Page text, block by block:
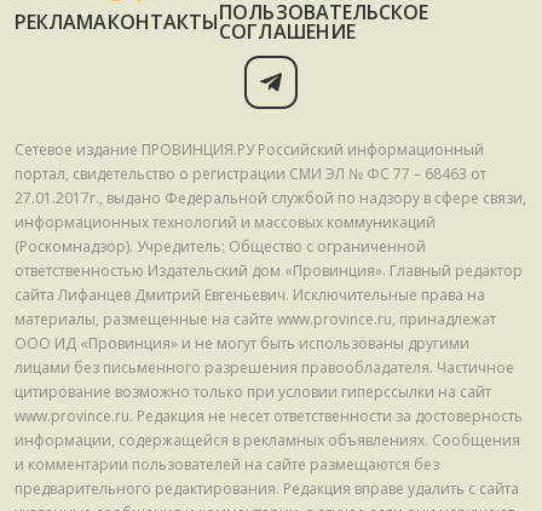
РЕКЛАМАКОНТАКТЫПОЛЬЗОВАТЕЛЬСКОЕ
СОГЛАШЕНИЕ
Сетевое издание ПРОВИНЦИЯ.РУ Российский информационный
портал, свидетельство о регистрации СМИ ЭЛ № ФС 77 – 68463 от
27.01.2017г., выдано Федеральной службой по надзору в сфере связи,
информационных технологий и массовых коммуникаций
(Роскомнадзор). Учредитель: Общество с ограниченной
ответственностью Издательский дом «Провинция». Главный редактор
сайта Лифанцев Дмитрий Евгеньевич. Исключительные права на
материалы, размещенные на сайте www.province.ru, принадлежат
ООО ИД «Провинция» и не могут быть использованы другими
лицами без письменного разрешения правообладателя. Частичное
цитирование возможно только при условии гиперссылки на сайт
www.province.ru. Редакция не несет ответственности за достоверность
информации, содержащейся в рекламных объявлениях. Сообщения
и комментарии пользователей на сайте размещаются без
предварительного редактирования. Редакция вправе удалить с сайта